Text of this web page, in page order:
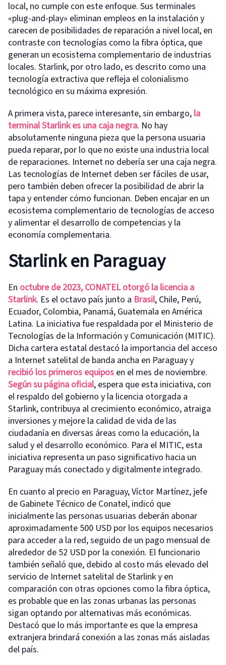
local, no cumple con este enfoque. Sus terminales
«plug-and-play» eliminan empleos en la instalación y
carecen de posibilidades de reparación a nivel local, en
contraste con tecnologías como la fibra óptica, que
generan un ecosistema complementario de industrias
locales. Starlink, por otro lado, es descrito como una
tecnología extractiva que refleja el colonialismo
tecnológico en su máxima expresión.
A primera vista, parece interesante, sin embargo, la
terminal Starlink es una caja negra. No hay
absolutamente ninguna pieza que la persona usuaria
pueda reparar, por lo que no existe una industria local
de reparaciones. Internet no debería ser una caja negra.
Las tecnologías de Internet deben ser fáciles de usar,
pero también deben ofrecer la posibilidad de abrir la
tapa y entender cómo funcionan. Deben encajar en un
ecosistema complementario de tecnologías de acceso
y alimentar el desarrollo de competencias y la
economía complementaria.
Starlink en Paraguay
En octubre de 2023, CONATEL otorgó la licencia a
Starlink. Es el octavo país junto a Brasil, Chile, Perú,
Ecuador, Colombia, Panamá, Guatemala en América
Latina. La iniciativa fue respaldada por el Ministerio de
Tecnologías de la Información y Comunicación (MITIC).
Dicha cartera estatal destacó la importancia del acceso
a Internet satelital de banda ancha en Paraguay y
recibió los primeros equipos en el mes de noviembre.
Según su página oficial, espera que esta iniciativa, con
el respaldo del gobierno y la licencia otorgada a
Starlink, contribuya al crecimiento económico, atraiga
inversiones y mejore la calidad de vida de las
ciudadanía en diversas áreas como la educación, la
salud y el desarrollo económico. Para el MITIC, esta
iniciativa representa un paso significativo hacia un
Paraguay más conectado y digitalmente integrado.
En cuanto al precio en Paraguay, Víctor Martínez, jefe
de Gabinete Técnico de Conatel, indicó que
inicialmente las personas usuarias deberán abonar
aproximadamente 500 USD por los equipos necesarios
para acceder a la red, seguido de un pago mensual de
alrededor de 52 USD por la conexión. El funcionario
también señaló que, debido al costo más elevado del
servicio de Internet satelital de Starlink y en
comparación con otras opciones como la fibra óptica,
es probable que en las zonas urbanas las personas
sigan optando por alternativas más económicas.
Destacó que lo más importante es que la empresa
extranjera brindará conexión a las zonas más aisladas
del país.